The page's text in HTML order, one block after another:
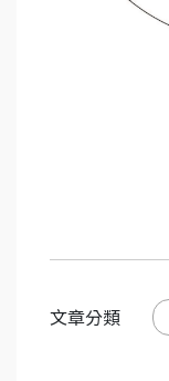
文章分類